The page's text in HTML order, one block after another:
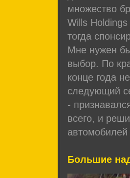
множество
Wills
тогда
Мне нужен
выбор. По
конце года
следующий
-
всего, и
автомобилей
Большие